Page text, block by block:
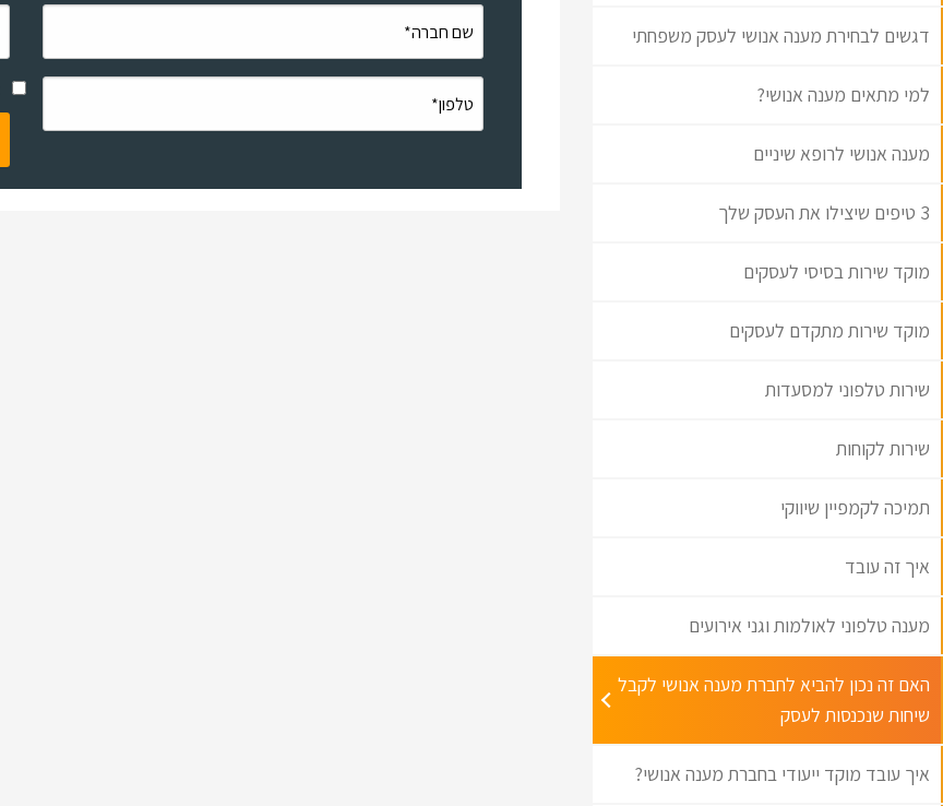
דגשים לבחירת מענה אנושי לעסק משפחתי
למי מתאים מענה אנושי?
מענה אנושי לרופא שיניים
3 טיפים שיצילו את העסק שלך
מוקד שירות בסיסי לעסקים
מוקד שירות מתקדם לעסקים
שירות טלפוני למסעדות
שירות לקוחות
תמיכה לקמפיין שיווקי
איך זה עובד
מענה טלפוני לאולמות וגני אירועים
האם זה נכון להביא לחברת מענה אנושי לקבל
שיחות שנכנסות לעסק
איך עובד מוקד ייעודי בחברת מענה אנושי?